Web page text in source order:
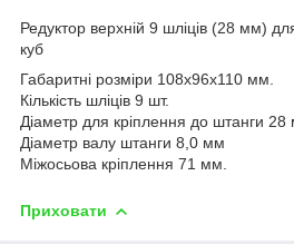
Редуктор верхній 9 шліців (28 мм)
куб
Габаритні розміри 108х96х110 мм.
Кількість шліців 9 шт.
Діаметр для кріплення до штанги 28
Діаметр валу штанги 8,0 мм
Міжосьова кріплення 71 мм.
Приховати